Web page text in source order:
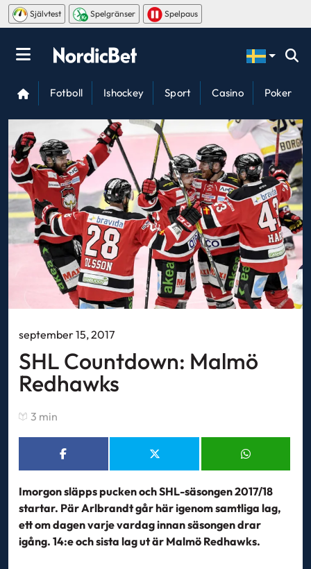
Självtest Spelgränser Spelpaus
Fotboll Ishockey Sport Casino Poker
september 15, 2017
SHL Countdown: Malmö
Redhawks
3 min
Imorgon släpps pucken och SHL-säsongen 2017/18
startar. Pär Arlbrandt går här igenom samtliga lag,
ett om dagen varje vardag innan säsongen drar
igång. 14:e och sista lag ut är Malmö Redhawks.